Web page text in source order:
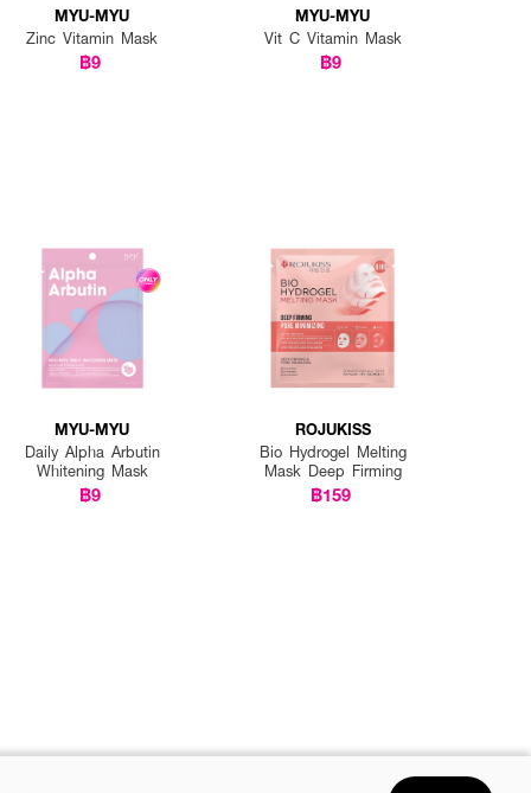
MYU-MYU
Zinc Vitamin Mask
฿9
MYU-MYU
Vit C Vitamin Mask
฿9
MYU-MYU
Daily Alpha Arbutin
Whitening Mask
฿9
ROJUKISS
Bio Hydrogel Melting
Mask Deep Firming
฿159